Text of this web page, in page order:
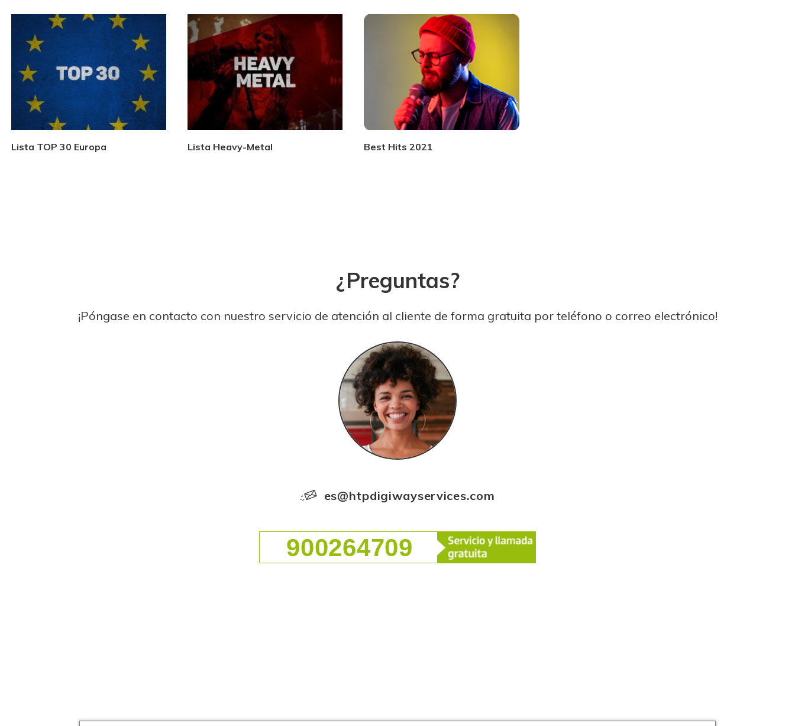
Lista TOP 30 Europa Lista Heavy-Metal Best Hits 2021
¿Preguntas?
¡Póngase en contacto con nuestro servicio de atención al cliente de forma gratuita por teléfono o correo electrónico!
es@htpdigiwayservices.com
900264709